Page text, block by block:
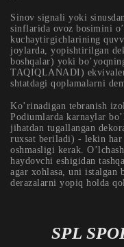
Sinov signali yoki
sinflarida ovoz bosimini
kuchaytirgichlarining
joylarda, yopishtirilgan
boshqalar) yoki
TAQIQLANADI)
shtatdagi qoplamalarni
Ko’rinadigan tebranish
Podiumlarda karnaylar
jihatdan tugallangan
ruxsat beriladi) - lekin
oshmasligi kerak.
haydovchi eshigidan
agar xohlasa, uni istalgan
derazalarni yopiq holda
SPL